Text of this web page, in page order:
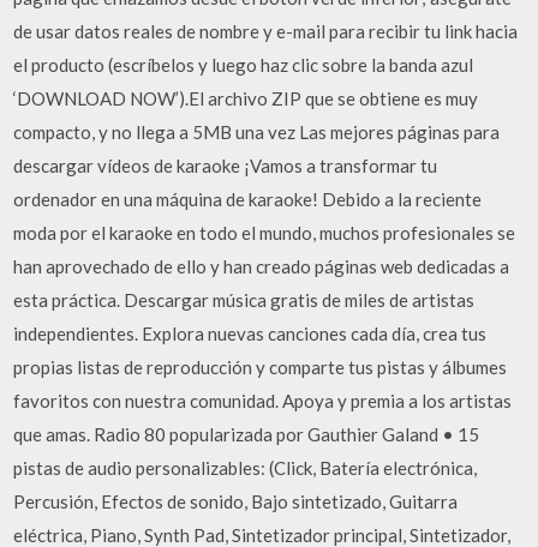
de usar datos reales de nombre y e-mail para recibir tu link hacia
el producto (escríbelos y luego haz clic sobre la banda azul
‘DOWNLOAD NOW’).El archivo ZIP que se obtiene es muy
compacto, y no llega a 5MB una vez Las mejores páginas para
descargar vídeos de karaoke ¡Vamos a transformar tu
ordenador en una máquina de karaoke! Debido a la reciente
moda por el karaoke en todo el mundo, muchos profesionales se
han aprovechado de ello y han creado páginas web dedicadas a
esta práctica. Descargar música gratis de miles de artistas
independientes. Explora nuevas canciones cada día, crea tus
propias listas de reproducción y comparte tus pistas y álbumes
favoritos con nuestra comunidad. Apoya y premia a los artistas
que amas. Radio 80 popularizada por Gauthier Galand • 15
pistas de audio personalizables: (Click, Batería electrónica,
Percusión, Efectos de sonido, Bajo sintetizado, Guitarra
eléctrica, Piano, Synth Pad, Sintetizador principal, Sintetizador,